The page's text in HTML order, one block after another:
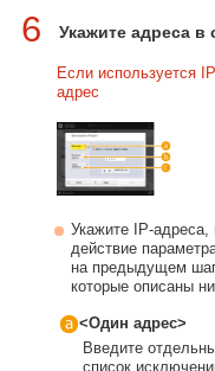
6 Укажите адреса в
Если используется
адрес
Укажите IP-адреса,
действие
на предыдущем
которые описаны
<Один адрес>
Введите
список